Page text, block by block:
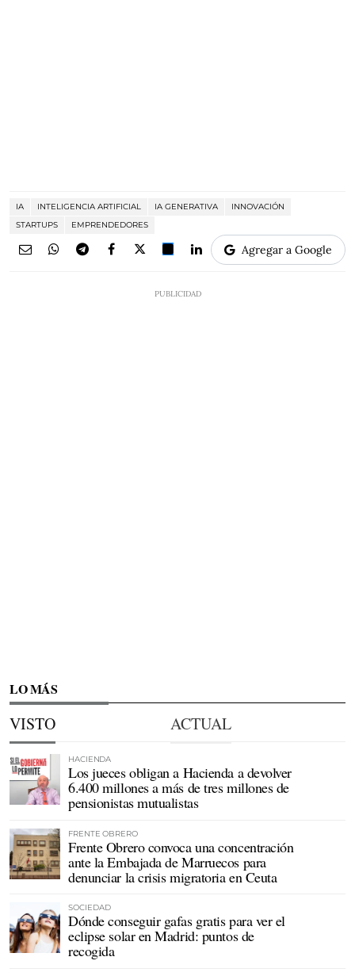
IA INTELIGENCIA ARTIFICIAL IA GENERATIVA
INNOVACIÓN
STARTUPS
EMPRENDEDORES
Agregar a Google
LO MÁS
VISTO ACTUAL
HACIENDA
Los jueces obligan a Hacienda a devolver
6.400 millones a más de tres millones de
pensionistas mutualistas
FRENTE OBRERO
Frente Obrero convoca una concentración
ante la Embajada de Marruecos para
denunciar la crisis migratoria en Ceuta
SOCIEDAD
Dónde conseguir gafas gratis para ver el
eclipse solar en Madrid: puntos de
recogida